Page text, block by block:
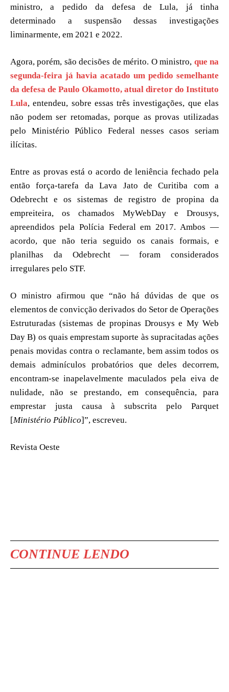
ministro, a pedido da defesa de Lula, já tinha
determinado a suspensão dessas investigações
liminarmente, em 2021 e 2022.
Agora, porém, são decisões de mérito. O ministro, que na
segunda-feira já havia acatado um pedido semelhante
da defesa de Paulo Okamotto, atual diretor do Instituto
Lula, entendeu, sobre essas três investigações, que elas
não podem ser retomadas, porque as provas utilizadas
pelo Ministério Público Federal nesses casos seriam
ilícitas.
Entre as provas está o acordo de leniência fechado pela
então força-tarefa da Lava Jato de Curitiba com a
Odebrecht e os sistemas de registro de propina da
empreiteira, os chamados MyWebDay e Drousys,
apreendidos pela Polícia Federal em 2017. Ambos —
acordo, que não teria seguido os canais formais, e
planilhas da Odebrecht — foram considerados
irregulares pelo STF.
O ministro afirmou que “não há dúvidas de que os
elementos de convicção derivados do Setor de Operações
Estruturadas (sistemas de propinas Drousys e My Web
Day B) os quais emprestam suporte às supracitadas ações
penais movidas contra o reclamante, bem assim todos os
demais adminículos probatórios que deles decorrem,
encontram-se inapelavelmente maculados pela eiva de
nulidade, não se prestando, em consequência, para
emprestar justa causa à subscrita pelo Parquet
[Ministério Público]”, escreveu.
Revista Oeste
CONTINUE LENDO